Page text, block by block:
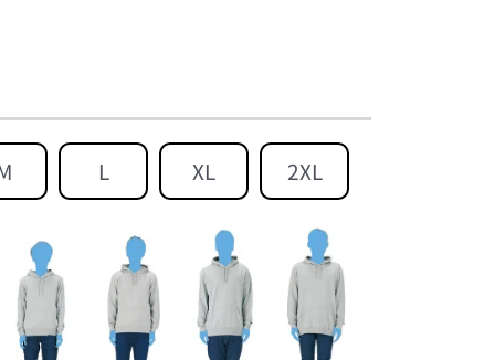
L XL 2XL